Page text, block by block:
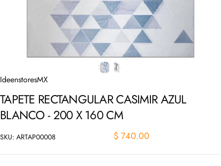
IdeenstoresMX
TAPETE RECTANGULARCASIMIRAZUL
BLANCO -200X 160CM
SKU: ARTAP00008 $ 740.00